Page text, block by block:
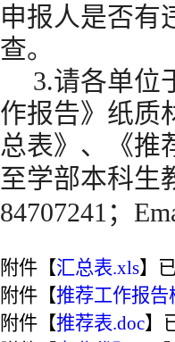
申报人是否有
查。
3.请各单位
作报告》纸质
总表》、《推
至学部本科生
84707241；
附件【汇总表.xls】
附件【推荐工作报告
附件【推荐表.doc】